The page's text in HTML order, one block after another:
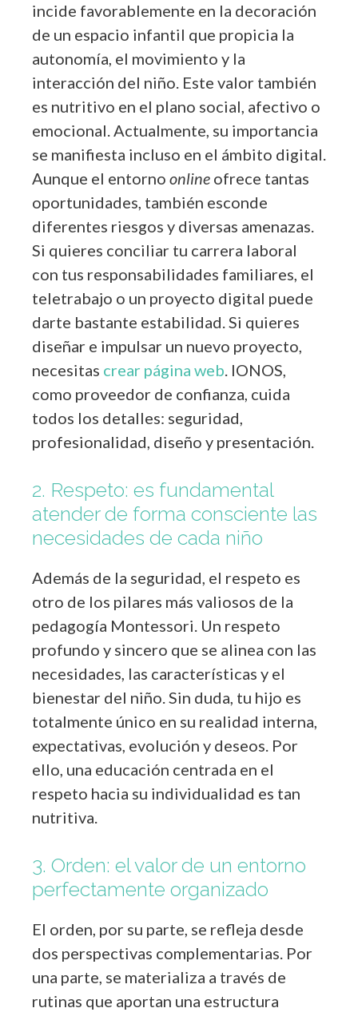
incide favorablemente en la decoración
de un espacio infantil que propicia la
autonomía, el movimiento y la
interacción del niño. Este valor también
es nutritivo en el plano social, afectivo o
emocional. Actualmente, su importancia
se manifiesta incluso en el ámbito digital.
Aunque el entorno online ofrece tantas
oportunidades, también esconde
diferentes riesgos y diversas amenazas.
Si quieres conciliar tu carrera laboral
con tus responsabilidades familiares, el
teletrabajo o un proyecto digital puede
darte bastante estabilidad. Si quieres
diseñar e impulsar un nuevo proyecto,
necesitas crear página web. IONOS,
como proveedor de confianza, cuida
todos los detalles: seguridad,
profesionalidad, diseño y presentación.
2. Respeto: es fundamental
atender de forma consciente las
necesidades de cada niño
Además de la seguridad, el respeto es
otro de los pilares más valiosos de la
pedagogía Montessori. Un respeto
profundo y sincero que se alinea con las
necesidades, las características y el
bienestar del niño. Sin duda, tu hijo es
totalmente único en su realidad interna,
expectativas, evolución y deseos. Por
ello, una educación centrada en el
respeto hacia su individualidad es tan
nutritiva.
3. Orden: el valor de un entorno
perfectamente organizado
El orden, por su parte, se refleja desde
dos perspectivas complementarias. Por
una parte, se materializa a través de
rutinas que aportan una estructura